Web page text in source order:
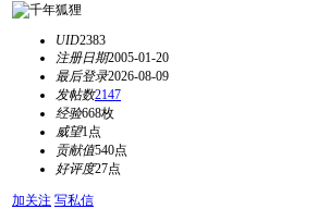
UID2383
注册日期2005-01-20
最后登录2026-08-09
发帖数2147
经验668枚
威望1点
贡献值540点
好评度27点
加关注 写私信